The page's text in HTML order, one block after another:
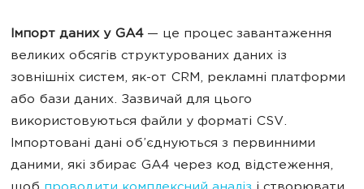
Імпорт даних у GA4— це процес завантаження
великих обсягів структурованих даних із
зовнішніх систем, як-от CRM, рекламні платформи
або бази даних. Зазвичай для цього
використовуються файли у форматі CSV.
Імпортовані дані об’єднуються з первинними
даними, які збирає GA4 через код відстеження,